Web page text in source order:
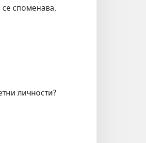
споменава,
личности?